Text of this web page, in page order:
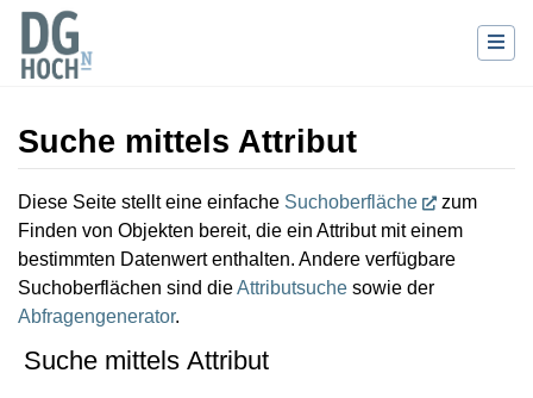
Suche mittels Attribut
Wechseln zu:Navigation,Suche
Diese Seite stellt eine einfache Suchoberfläche
zum
Finden von Objekten bereit, die ein Attribut mit einem
bestimmten Datenwert enthalten. Andere verfügbare
Suchoberflächen sind dieAttributsuche sowie der
Abfragengenerator.
Suche mittels Attribut